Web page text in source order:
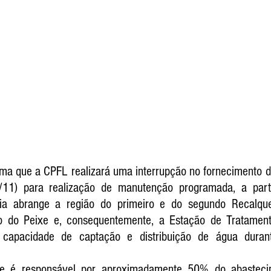
que a CPFL realizará uma interrupção no fornecimento
para realização de manutenção programada, a
abrange a região do primeiro e do segundo
do Peixe e, consequentemente, a Estação de
de captação e distribuição de água